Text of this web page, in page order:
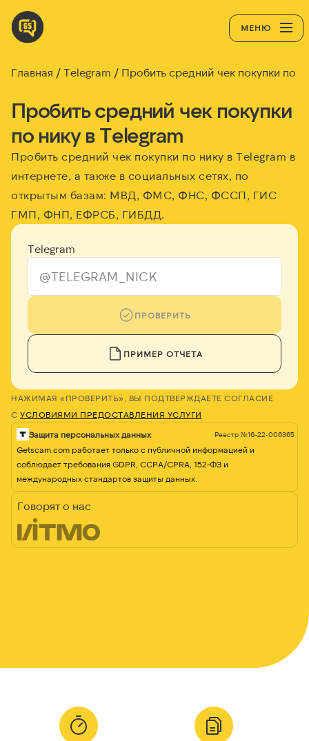
МЕНЮ
Главная Telegram Пробить cредний чек покупки по
Пробить cредний чек покупки
по нику в Telegram
Пробить cредний чек покупки по нику в Telegram в
интернете, а также в социальных сетях, по
открытым базам: МВД, ФМС, ФНС, ФССП, ГИС
ГМП, ФНП, ЕФРСБ, ГИБДД.
Telegram
ПРОВЕРИТЬ
ПРИМЕР ОТЧЕТА
НАЖИМАЯ «ПРОВЕРИТЬ», ВЫ ПОДТВЕРЖДАЕТЕ СОГЛАСИЕ
С УСЛОВИЯМИ ПРЕДОСТАВЛЕНИЯ УСЛУГИ
Защита персональных данных Реестр №16-22-006365
Getscam.com работает только с публичной информацией и
соблюдает требования GDPR, CCPA/CPRA, 152-ФЗ и
международных стандартов защиты данных.
Говорят о нас